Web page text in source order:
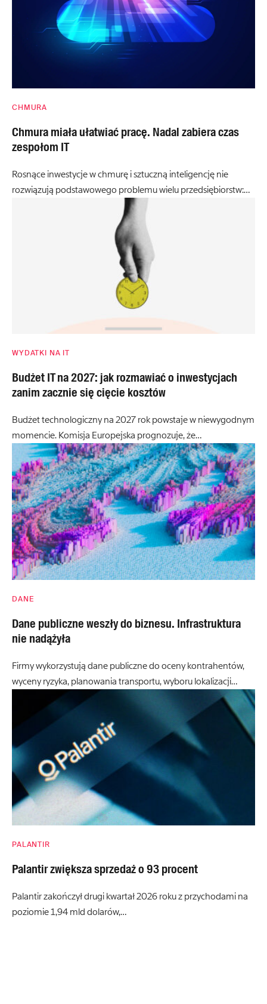
CHMURA
Chmura miała ułatwiać pracę. Nadal zabiera czas
zespołom IT
Rosnące inwestycje w chmurę i sztuczną inteligencję nie
rozwiązują podstawowego problemu wielu przedsiębiorstw:…
WYDATKI NA IT
Budżet IT na 2027: jak rozmawiać o inwestycjach
zanim zacznie się cięcie kosztów
Budżet technologiczny na 2027 rok powstaje w niewygodnym
momencie. Komisja Europejska prognozuje, że…
DANE
Dane publiczne weszły do biznesu. Infrastruktura
nie nadążyła
Firmy wykorzystują dane publiczne do oceny kontrahentów,
wyceny ryzyka, planowania transportu, wyboru lokalizacji…
PALANTIR
Palantir zwiększa sprzedaż o 93 procent
Palantir zakończył drugi kwartał 2026 roku z przychodami na
poziomie 1,94 mld dolarów,…